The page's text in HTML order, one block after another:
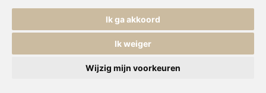
Ik ga akkoord
Ik weiger
Wijzig mijn voorkeuren